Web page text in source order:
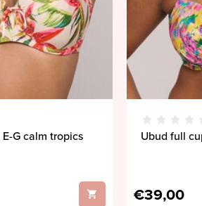
G calm tropics Ubud full
€39,00